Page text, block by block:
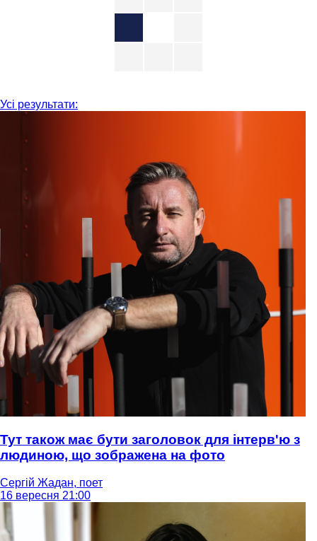
Усі результати:
Тут також має бути заголовок для інтерв'ю з
людиною, що зображена на фото
Сергій Жадан, поет
16 вересня 21:00